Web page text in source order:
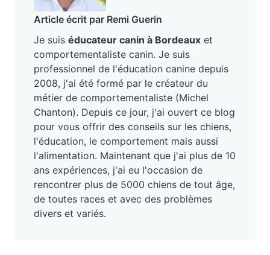
Article écrit par Remi Guerin
Je suis éducateur canin à Bordeaux et
comportementaliste canin. Je suis
professionnel de l'éducation canine depuis
2008, j'ai été formé par le créateur du
métier de comportementaliste (Michel
Chanton). Depuis ce jour, j'ai ouvert ce blog
pour vous offrir des conseils sur les chiens,
l'éducation, le comportement mais aussi
l'alimentation. Maintenant que j'ai plus de 10
ans expériences, j'ai eu l'occasion de
rencontrer plus de 5000 chiens de tout âge,
de toutes races et avec des problèmes
divers et variés.